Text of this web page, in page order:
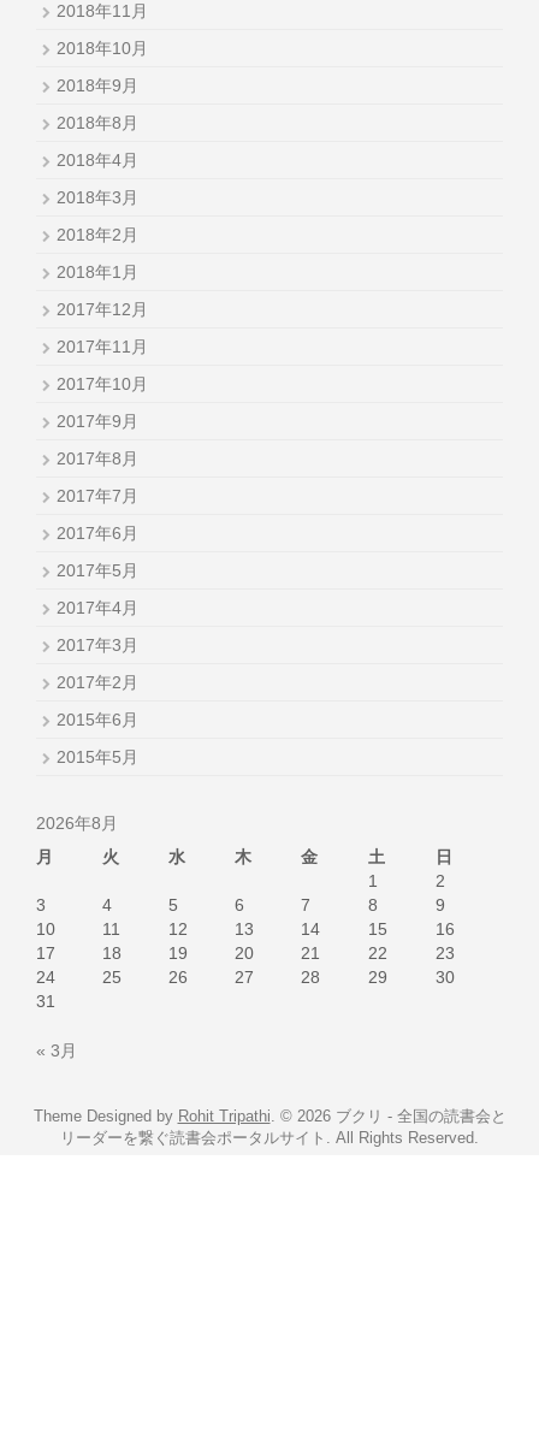
2018年11月
2018年10月
2018年9月
2018年8月
2018年4月
2018年3月
2018年2月
2018年1月
2017年12月
2017年11月
2017年10月
2017年9月
2017年8月
2017年7月
2017年6月
2017年5月
2017年4月
2017年3月
2017年2月
2015年6月
2015年5月
2026年8月
月
火 水 木 金 土
日
1
2
3
4 5 6 7 8
9
10
11 12 13 14 15
16
17
18 19 20 21 22
23
24
25 26 27 28 29
30
31
« 3月
Theme Designed by Rohit Tripathi. © 2026 ブクリ - 全国の読書会と
リーダーを繋ぐ読書会ポータルサイト. All Rights Reserved.